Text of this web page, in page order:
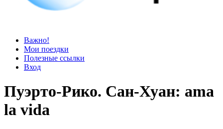
Просто блог
Мир удивительней, чем кажется
Важно!
Мои поездки
Полезные ссылки
Вход
Пуэрто-Рико. Сан-Хуан: ama
la vida